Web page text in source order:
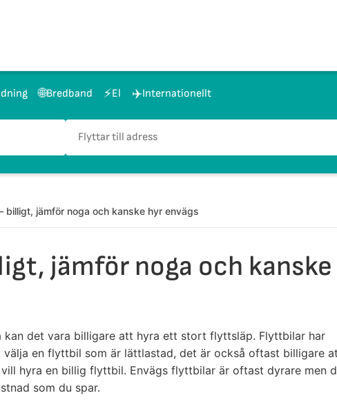
🌐Bredband ⚡El ✈️Internationellt
billigt, jämför noga och kanske hyr envägs
jämför noga och kanske
det vara billigare att hyra ett stort flyttsläp. Flyttbilar har
en flyttbil som är lättlastad, det är också oftast billigare
hyra en billig flyttbil. Envägs flyttbilar är oftast dyrare men
som du spar.